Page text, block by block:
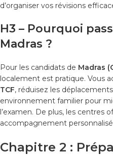
d’organiser vos révisions
H3 – Pourquoi
Madras ?
Pour les candidats de Madras
localement est pratique. Vous
TCF, réduisez les
environnement familier pour
l’examen. De plus, les centres
accompagnement
Chapitre 2 :